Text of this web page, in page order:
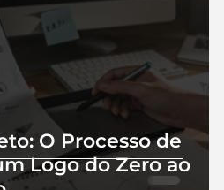
O Processo de
Logo do Zero ao